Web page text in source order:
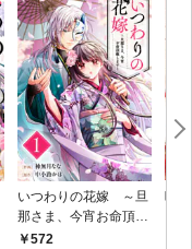
いつわりの花嫁 ～旦
那さま、今宵お命頂戴
します～1巻
572
呪